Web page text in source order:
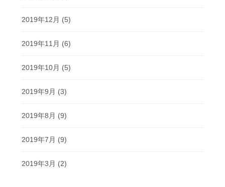
2019年12月 (5)
2019年11月 (6)
2019年10月 (5)
2019年9月 (3)
2019年8月 (9)
2019年7月 (9)
2019年3月 (2)